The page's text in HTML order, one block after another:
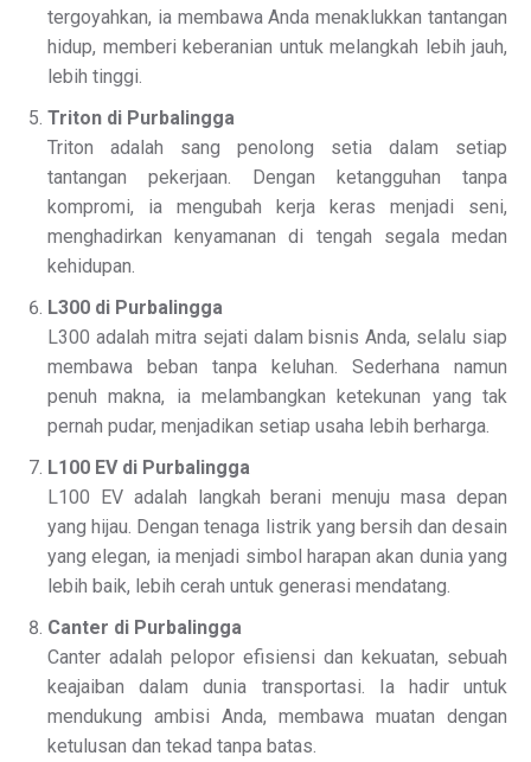
tergoyahkan, ia membawa Anda menaklukkan tantangan
hidup, memberi keberanian untuk melangkah lebih jauh,
lebih tinggi.
Triton di Purbalingga
Triton adalah sang penolong setia dalam setiap
tantangan pekerjaan. Dengan ketangguhan tanpa
kompromi, ia mengubah kerja keras menjadi seni,
menghadirkan kenyamanan di tengah segala medan
kehidupan.
L300 di Purbalingga
L300 adalah mitra sejati dalam bisnis Anda, selalu siap
membawa beban tanpa keluhan. Sederhana namun
penuh makna, ia melambangkan ketekunan yang tak
pernah pudar, menjadikan setiap usaha lebih berharga.
L100 EV di Purbalingga
L100 EV adalah langkah berani menuju masa depan
yang hijau. Dengan tenaga listrik yang bersih dan desain
yang elegan, ia menjadi simbol harapan akan dunia yang
lebih baik, lebih cerah untuk generasi mendatang.
Canter di Purbalingga
Canter adalah pelopor efisiensi dan kekuatan, sebuah
keajaiban dalam dunia transportasi. Ia hadir untuk
mendukung ambisi Anda, membawa muatan dengan
ketulusan dan tekad tanpa batas.